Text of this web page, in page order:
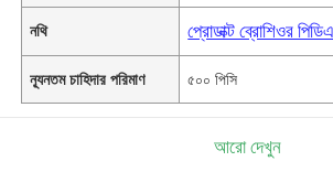
নথি প্রোডাক্ট ব্রোশিওর
ন্যূনতম চাহিদার পরিমাণ ৫০০ পিসি
আরো দেখুন